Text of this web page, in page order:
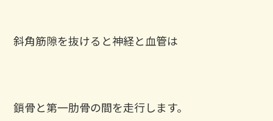
斜角筋隙を抜けると神経と血管は
鎖骨と第一肋骨の間を走行します。